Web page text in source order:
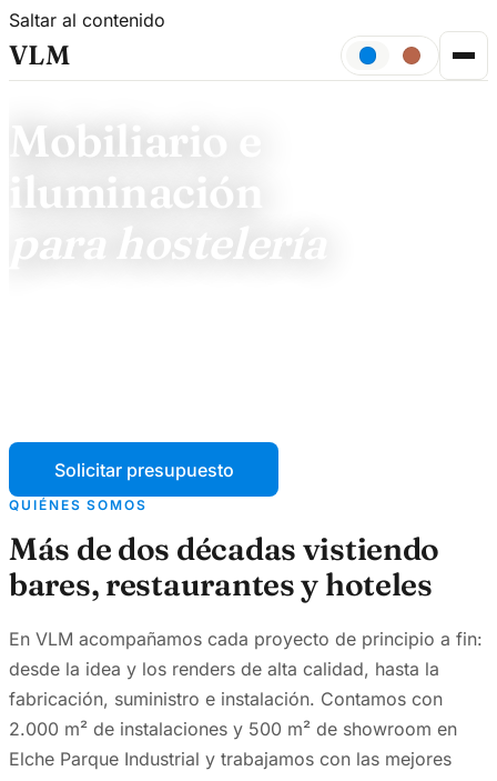
Saltar al contenido
VLM
Mobiliario e
iluminación
para hostelería
Solicitar presupuesto
QUIÉNES SOMOS
Más de dos décadas vistiendo
bares, restaurantes y hoteles
En VLM acompañamos cada proyecto de principio a fin:
desde la idea y los renders de alta calidad, hasta la
fabricación, suministro e instalación. Contamos con
2.000 m² de instalaciones y 500 m² de showroom en
Elche Parque Industrial y trabajamos con las mejores